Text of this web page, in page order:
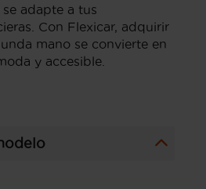
adapte a tus
Con Flexicar, adquirir
mano se convierte en
y accesible.